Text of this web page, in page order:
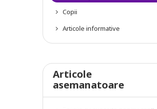
Copii
Articole informative
Articole
asemanatoare